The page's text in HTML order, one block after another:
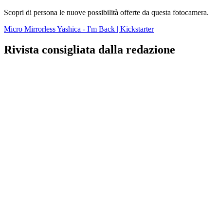
Scopri di persona le nuove possibilità offerte da questa fotocamera.
Micro Mirrorless Yashica - I'm Back | Kickstarter
Rivista consigliata dalla redazione